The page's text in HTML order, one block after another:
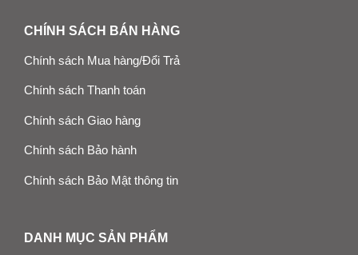
CHÍNH SÁCH BÁN HÀNG
Chính sách Mua hàng/Đổi Trả
Chính sách Thanh toán
Chính sách Giao hàng
Chính sách Bảo hành
Chính sách Bảo Mật thông tin
DANH MỤC SẢN PHẨM